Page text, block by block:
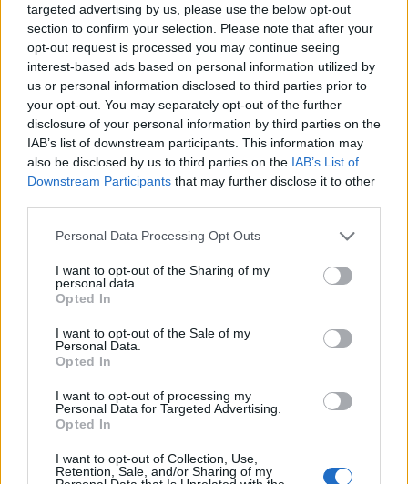
targeted advertising by us, please use the below opt-out
section to confirm your selection. Please note that after your
opt-out request is processed you may continue seeing
interest-based ads based on personal information utilized by
us or personal information disclosed to third parties prior to
your opt-out. You may separately opt-out of the further
disclosure of your personal information by third parties on the
IAB’s list of downstream participants. This information may
also be disclosed by us to third parties on the IAB’s List of
Downstream Participants that may further disclose it to other
Please note that this website/app uses one or more Google
not limited to your visit or usage behaviour. You may click to
grant or deny consent to Google and its third-party tags to
use your data for below specified purposes in below Google
consent section.
Personal Data Processing Opt Outs
I want to opt-out of the Sharing of my
personal data.
Opted In
I want to opt-out of the Sale of my
Personal Data.
Opted In
I want to opt-out of processing my
Personal Data for Targeted Advertising.
Opted In
I want to opt-out of Collection, Use,
Retention, Sale, and/or Sharing of my